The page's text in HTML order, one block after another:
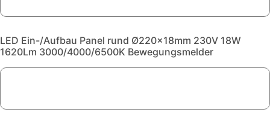
LED Ein-/Aufbau Panel rund Ø220x18mm 230V 18W
1620Lm 3000/4000/6500K Bewegungsmelder